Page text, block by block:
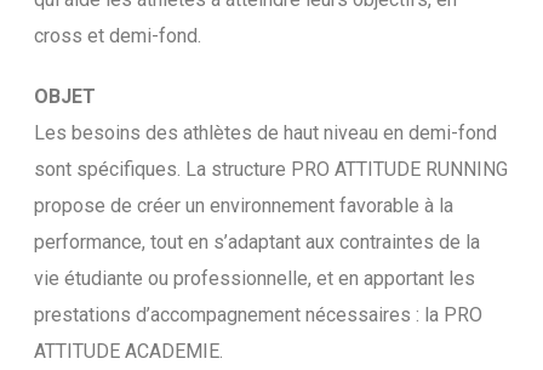
cross et demi-fond.
OBJET
Les besoins des athlètes de haut niveau en demi-fond
sont spécifiques. La structure PRO ATTITUDE RUNNING
propose de créer un environnement favorable à la
performance, tout en s’adaptant aux contraintes de la
vie étudiante ou professionnelle, et en apportant les
prestations d’accompagnement nécessaires : la PRO
ATTITUDE ACADEMIE.